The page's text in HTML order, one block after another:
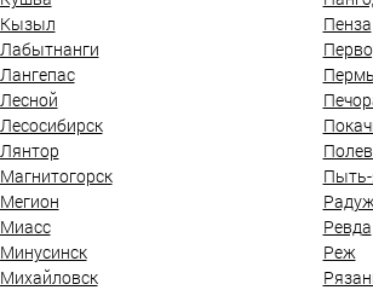
Кызыл
Лабытнанги
Лангепас
Лесной
Лесосибирск
Лянтор
Магнитогорск
Мегион
Миасс
Минусинск
Михайловск
Пенза
Пермь
Ревда
Реж